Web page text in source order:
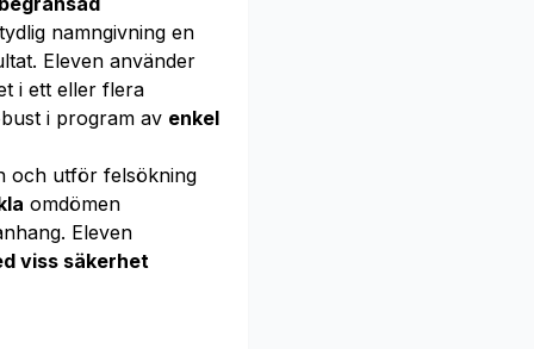
namngivning en
Eleven använder
i ett eller flera
i program av enkel
och utför felsökning
omdömen
Eleven
viss säkerhet